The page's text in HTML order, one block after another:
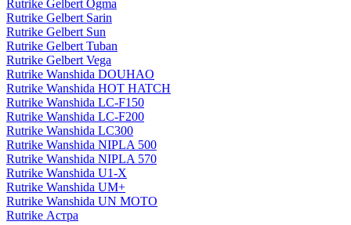
Rutrike Gelbert Ogma
Rutrike Gelbert Sarin
Rutrike Gelbert Sun
Rutrike Gelbert Tuban
Rutrike Gelbert Vega
Rutrike Wanshida DOUHAO
Rutrike Wanshida HOT HATCH
Rutrike Wanshida LC-F150
Rutrike Wanshida LC-F200
Rutrike Wanshida LC300
Rutrike Wanshida NIPLA 500
Rutrike Wanshida NIPLA 570
Rutrike Wanshida U1-X
Rutrike Wanshida UM+
Rutrike Wanshida UN MOTO
Rutrike Астра